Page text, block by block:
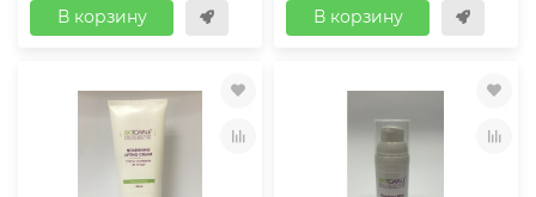
В корзину В корзину